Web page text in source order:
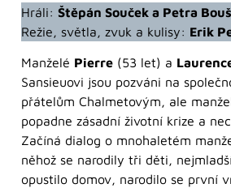
Hráli: Štěpán Souček a Petra
Režie, světla, zvuk a kulisy: Erik
Manželé Pierre (53 let) a
Sansieuovi jsou pozváni na
přátelům Chalmetovým, ale
popadne zásadní životní krize a
Začíná dialog o mnohaletém
něhož se narodily tři děti,
opustilo domov, narodilo se první